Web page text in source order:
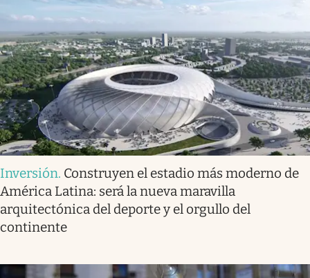
Inversión. Construyen el estadio más moderno de
América Latina: será la nueva maravilla
arquitectónica del deporte y el orgullo del
continente